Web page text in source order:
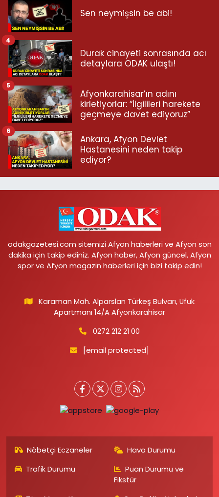
Sen neymişsin be abi!
Durak cinayeti sonrasında acı
detaylara ODAK ulaştı!
4
Afyonkarahisar’ın adını
kirletiyorlar: “İlgilileri harekete
geçmeye davet ediyoruz”
5
Ankara, Afyon Devlet
Hastanesini neden takip
ediyor?
6
odakgazetesi.com sitemizi Afyon haberleri ve Afyon son
dakika için takip ediniz. Afyon haber, Afyon güncel, Afyon
spor ve Afyon magazin haberleri için bizi takip edin!
Karaman Mah. Alparslan Türkeş Bulvarı, Ufuk
Apartmanı 14/A Afyonkarahisar
0272 212 21 00
[email protected]
Nöbetçi Eczaneler
Hava Durumu
Trafik Durumu
Puan Durumu ve
Fikstür